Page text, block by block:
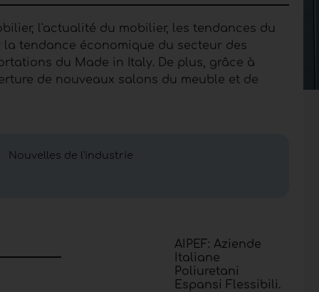
l'actualité du mobilier, les tendances du
tendance économique du secteur des
du Made in Italy. De plus, grâce à
de nouveaux salons du meuble et de
du marché du meuble et de l'industrie du
Nouvelles de l'industrie
AIPEF: Aziende
Italiane
Poliuretani
Espansi Flessibili.